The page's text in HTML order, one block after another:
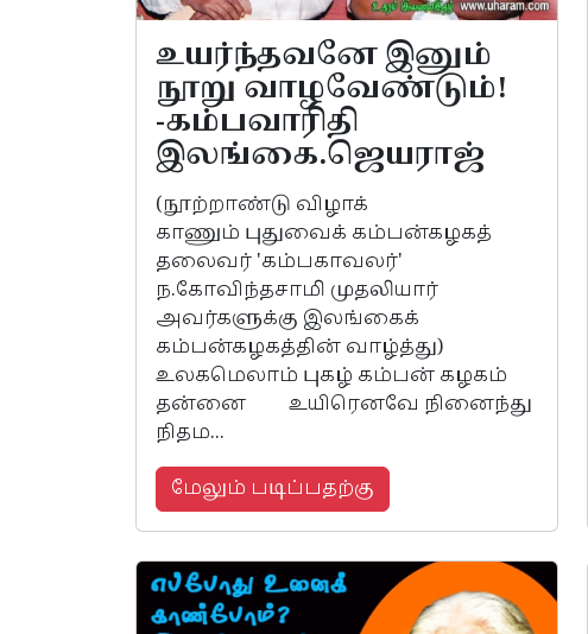
உயர்ந்தவனே இனும்
நூறு வாழவேண்டும்!
-கம்பவாரிதி
இலங்கை.ஜெயராஜ்
(நூற்றாண்டு விழாக்
காணும் புதுவைக் கம்பன்கழகத்
தலைவர் 'கம்பகாவலர்'
ந.கோவிந்தசாமி முதலியார்
அவர்களுக்கு இலங்கைக்
கம்பன்கழகத்தின் வாழ்த்து)
உலகமெலாம் புகழ் கம்பன் கழகம்
தன்னை உயிரெனவே நினைந்து
நிதம...
மேலும் படிப்பதற்கு